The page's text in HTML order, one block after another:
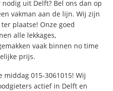
uit Delft? Bel ons dan op
vakman aan de lijn. Wij zijn
plaatse! Onze goed
alle lekkages,
vaak binnen no time
prijs.
middag 015-3061015! Wij
actief in Delft en